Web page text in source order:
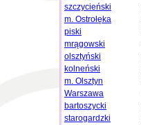
szczycieński
m. Ostrołęka
piski
mrągowski
olsztyński
kolneński
m. Olsztyn
Warszawa
bartoszycki
starogardzki